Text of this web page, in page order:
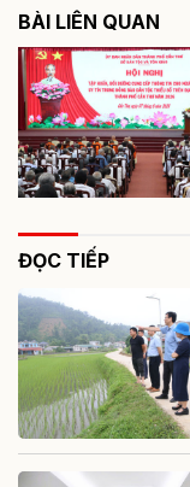
BÀI LIÊN QUAN
ĐỌC TIẾP